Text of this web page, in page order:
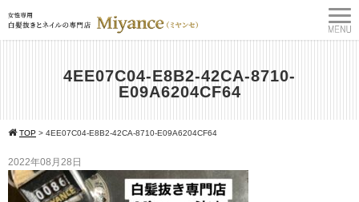
4EE07C04-E8B2-42CA-8710-
E09A6204CF64
TOP > 4EE07C04-E8B2-42CA-8710-E09A6204CF64
2022年08月28日